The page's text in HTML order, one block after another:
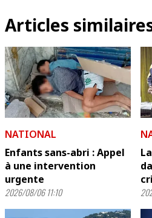
Articles
NATIONAL
Enfants sans-abri : Appel
à une intervention
urgente
2026/08/06 11:10